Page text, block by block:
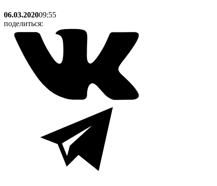
06.03.202009:55
поделиться: